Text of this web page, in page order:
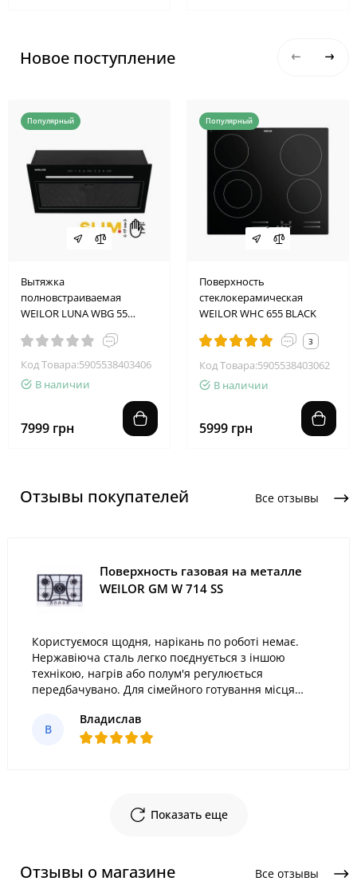
Новое поступление
Популярный
Вытяжка
полновстраиваемая
WEILOR LUNA WBG 55
Код Товара:5905538403406
В наличии
7999 грн
Популярный
Поверхность
стеклокерамическая
WEILOR WHC 655 BLACK
3
Код Товара:5905538403062
В наличии
5999 грн
Отзывы покупателей Все отзывы
Поверхность газовая на металле
WEILOR GM W 714 SS
Користуємося щодня, нарікань по роботі немає.
Нержавіюча сталь легко поєднується з іншою
технікою, нагрів або полум'я регулюється
передбачувано. Для сімейного готування місця
В
Владислав
Показать еще
Отзывы о магазине Все отзывы